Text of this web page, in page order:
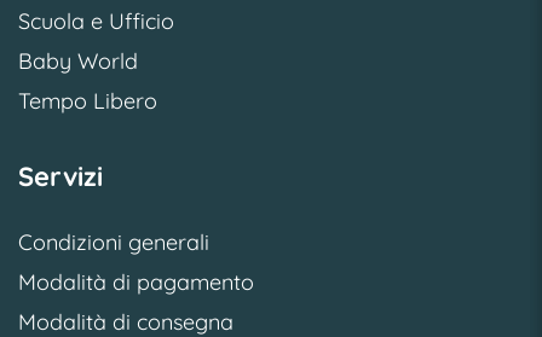
Scuola e Ufficio
Baby World
Tempo Libero
Servizi
Condizioni generali
Modalità di pagamento
Modalità di consegna